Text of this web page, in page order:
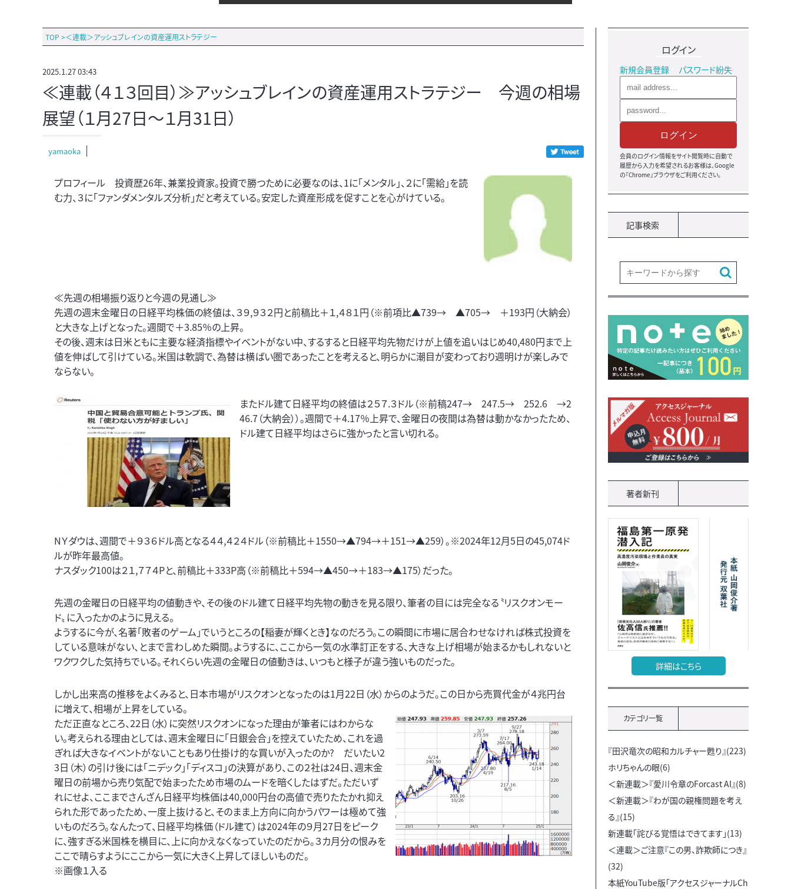
TOP >＜連載＞アッシュブレインの資産運用ストラテジー
2025.1.27 03:43
≪連載（４１３回目）≫アッシュブレインの資産運用ストラテジー 今週の相場
展望（１月27日～１月31日）
yamaoka
プロフィール 投資歴26年、兼業投資家。投資で勝つために必要なのは、1に「メンタル」、２に「需給」を読
む力、３に「ファンダメンタルズ分析」だと考えている。安定した資産形成を促すことを心がけている。
≪先週の相場振り返りと今週の見通し≫
先週の週末金曜日の日経平均株価の終値は、３９,９３２円と前稿比＋１,４８１円（※前項比▲739→ ▲705→ ＋193円（大納会）
と大きな上げとなった。週間で＋3.85％の上昇。
その後、週末は日米ともに主要な経済指標やイベントがない中、するすると日経平均先物だけが上値を追いはじめ40,480円まで上
値を伸ばして引けている。米国は軟調で、為替は横ばい圏であったことを考えると、明らかに潮目が変わっており週明けが楽しみで
ならない。
またドル建て日経平均の終値は２５７.３ドル（※前稿247→ 247.5→ 252.6 →2
46.7（大納会））。週間で＋4.17％上昇で、金曜日の夜間は為替は動かなかったため、
ドル建て日経平均はさらに強かったと言い切れる。
NＹダウは、週間で＋９３６ドル高となる４４,４２４ドル（※前稿比＋1550→▲794→＋151→▲259）。※2024年12月5日の45,074ド
ルが昨年最高値。
ナスダック100は２１,７７４Pと、前稿比＋333P高（※前稿比＋594→▲450→＋183→▲175）だった。
先週の金曜日の日経平均の値動きや、その後のドル建て日経平均先物の動きを見る限り、筆者の目には完全なる〝リスクオンモー
ド〟に入ったかのように見える。
ようするに今が、名著「敗者のゲーム」でいうところの【稲妻が輝くとき】なのだろう。この瞬間に市場に居合わせなければ株式投資を
している意味がない、とまで言わしめた瞬間。ようするに、ここから一気の水準訂正をする、大きな上げ相場が始まるかもしれないと
ワクワクした気持ちでいる。それくらい先週の金曜日の値動きは、いつもと様子が違う強いものだった。
しかし出来高の推移をよくみると、日本市場がリスクオンとなったのは1月22日（水）からのようだ。この日から売買代金が４兆円台
に増えて、相場が上昇をしている。
ただ正直なところ、22日（水）に突然リスクオンになった理由が筆者にはわからな
い。考えられる理由としては、週末金曜日に「日銀会合」を控えていたため、これを過
ぎれば大きなイベントがないこともあり仕掛け的な買いが入ったのか? だいたい2
3日（木）の引け後には「ニデック」「ディスコ」の決算があり、この２社は24日、週末金
曜日の前場から売り気配で始まったため市場のムードを暗くしたはずだ。ただいず
れにせよ、ここまでさんざん日経平均株価は40,000円台の高値で売りたたかれ抑え
られた形であったため、一度上抜けると、そのまま上方向に向かうパワーは極めて強
いものだろう。なんたって、日経平均株価（ドル建て）は2024年の９月27日をピーク
に、強すぎる米国株を横目に、上に向かえなくなっていたのだから。３カ月分の恨みを
ここで晴らすようにここから一気に大きく上昇してほしいものだ。
※画像１入る
ログイン
新規会員登録 パスワード紛失
ログイン
会員のログイン情報をサイト閲覧時に自動で
履歴から入力を希望されるお客様は、Google
の『Chrome』ブラウザをご利用ください。
記事検索
著者新刊
詳細はこちら
カテゴリ一覧
『田沢竜次の昭和カルチャー甦り』(223)
ホリちゃんの眼(6)
＜新連載＞『愛川令章のForcast AI』(8)
＜新連載＞『わが国の親権問題を考え
る』(15)
新連載「詫びる覚悟はできてます」(13)
＜連載＞ご注意『この男、詐欺師につき』
(32)
本紙YouTube版「アクセスジャーナルCh